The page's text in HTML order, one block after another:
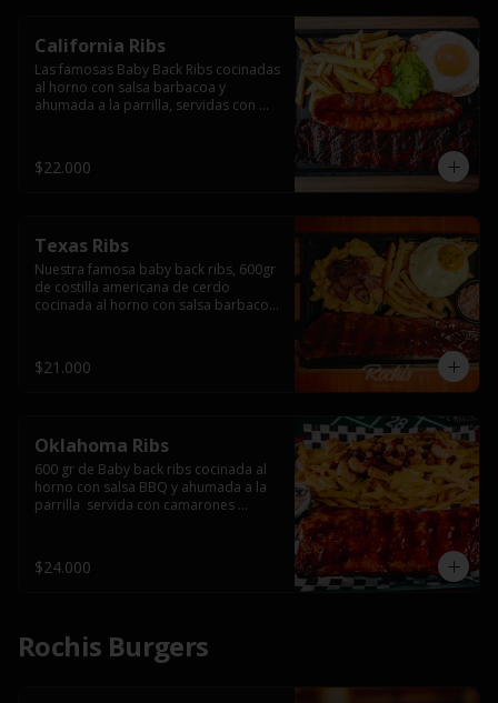
California Ribs
Las famosas Baby Back Ribs cocinadas
al horno con salsa barbacoa y
ahumada a la parrilla, servidas con
$22.000
Texas Ribs
Nuestra famosa baby back ribs, 600gr
de costilla americana de cerdo
cocinada al horno con salsa barbacoa
tocino ahumado laminado, papas
fritas  y un huevo frito.
$21.000
Oklahoma Ribs
600 gr de Baby back ribs cocinada al
horno con salsa BBQ y ahumada a la
parrilla  servida con camarones
$24.000
Rochis Burgers